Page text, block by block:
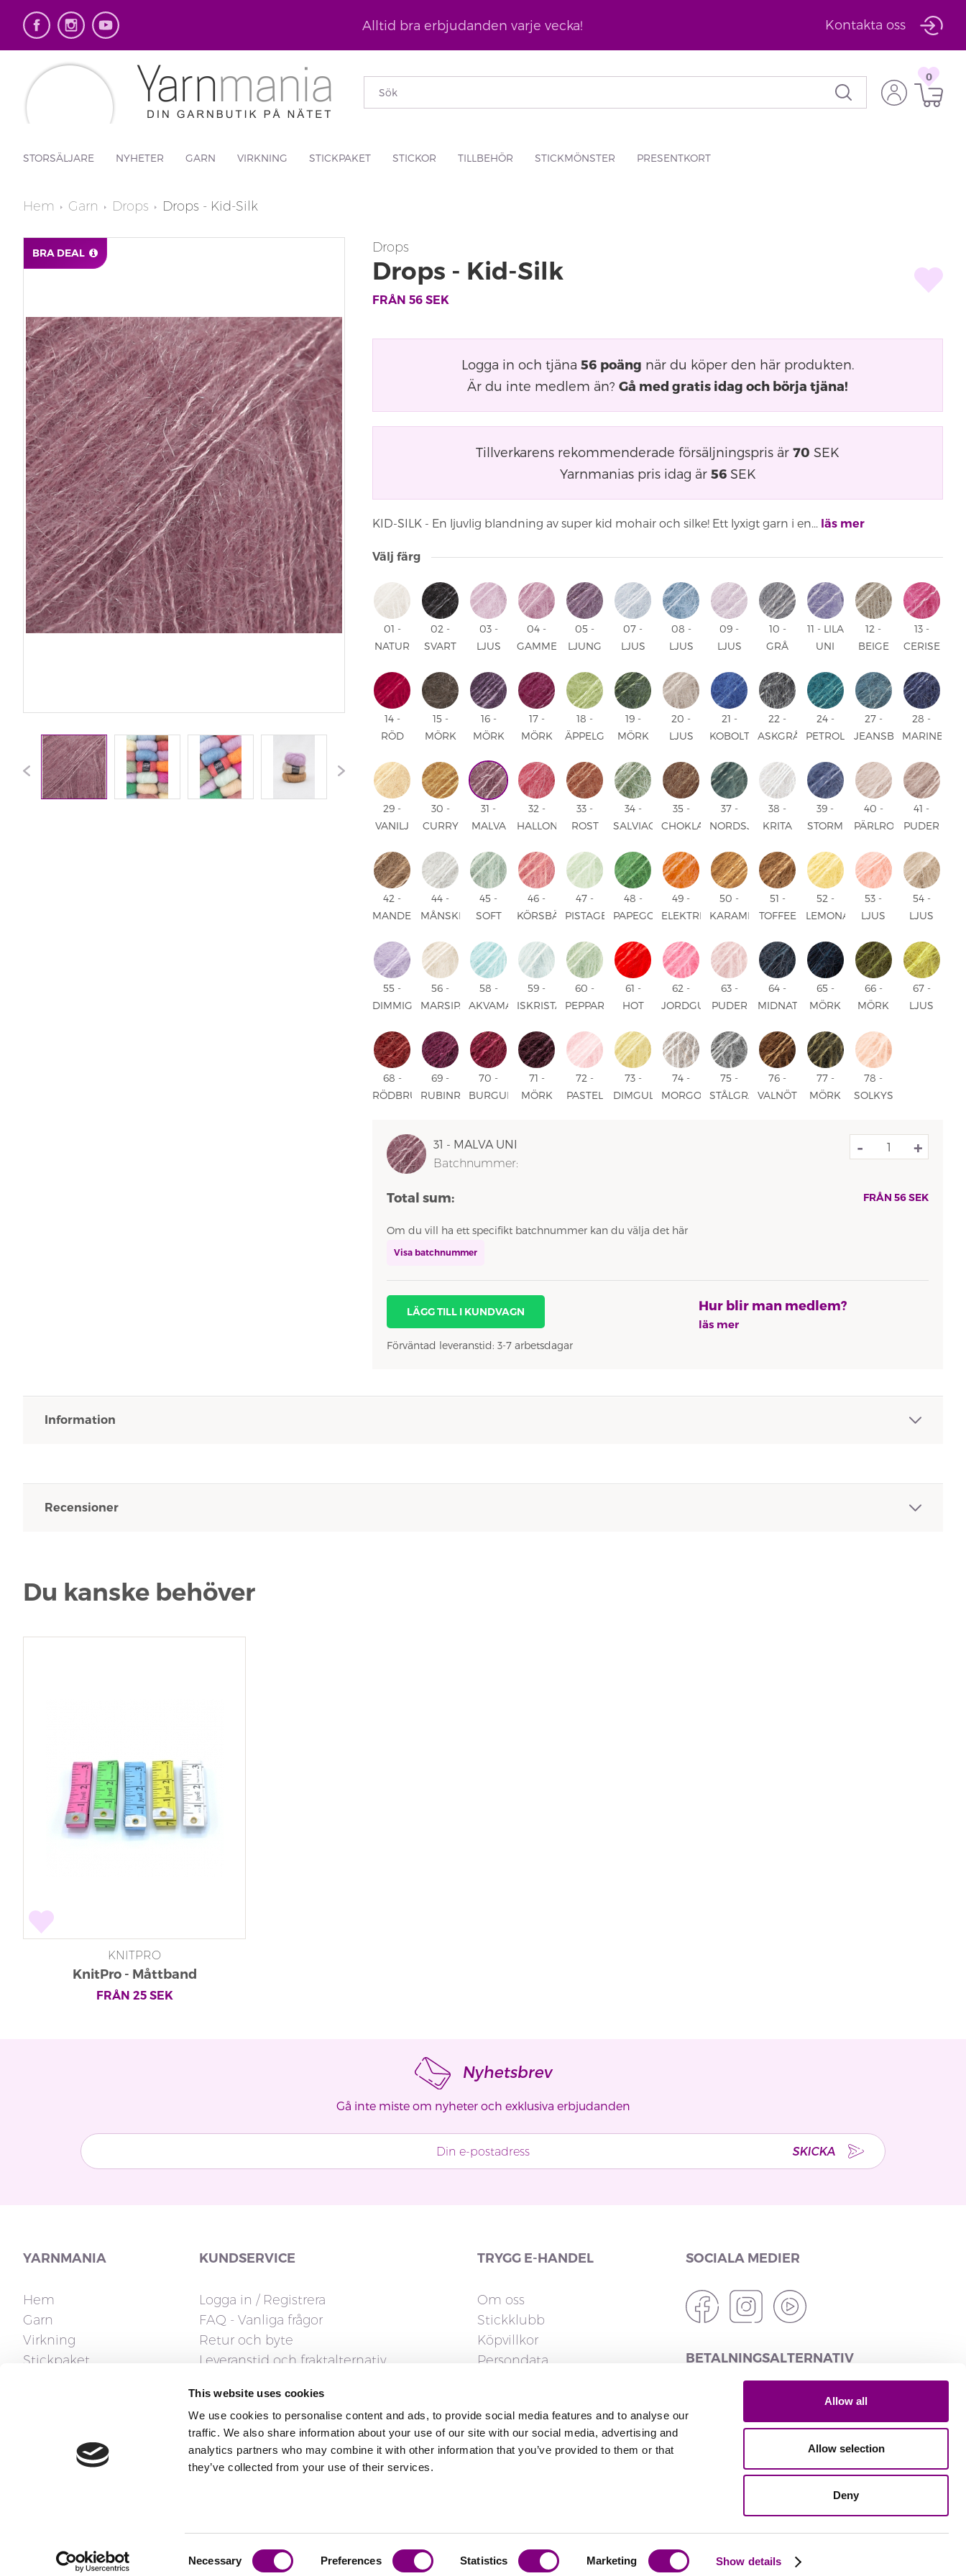
This website uses cookies
We use cookies to personalise content and ads, to provide social media features and to analyse our
traffic. We also share information about your use of our site with our social media, advertising and
analytics partners who may combine it with other information that you’ve provided to them or that
they’ve collected from your use of their services.
Necessary Preferences Statistics Marketing Show details
Allow all
Allow selection
Deny
Alltid bra erbjudanden varje vecka! Kontakta oss
0
STORSÄLJARE NYHETER GARN VIRKNING STICKPAKET STICKOR TILLBEHÖR STICKMÖNSTER PRESENTKORT
Hem Garn Drops Drops - Kid-Silk
BRA DEAL Drops
Drops - Kid-Silk
FRÅN 56 SEK
Logga in och tjäna 56 poäng när du köper den här produkten.
Är du inte medlem än?Gå med gratis idag och börja tjäna!
Tillverkarens rekommenderade försäljningspris är70 SEK
Yarnmanias pris idag är 56SEK
KID-SILK - En ljuvlig blandning av super kid mohair och silke! Ett lyxigt garn i en... läs mer
Välj färg
01 -
NATUR
02 -
SVART
03 -
LJUS
UNI
04 -
GAMMELROSA
05 -
LJUNG
07 -
LJUS
UNI
08 -
LJUS
UNI
09 -
LJUS
UNI
10 -
GRÅ
11 - LILA
UNI
12 -
BEIGE
13 -
CERISE
14 -
RÖD
15 -
MÖRK
UNI
16 -
MÖRK
UNI
17 -
MÖRK
UNI
18 -
ÄPPELGRÖN
19 -
MÖRK
UNI
20 -
LJUS
UNI
21 -
KOBOLTBLÅ
22 -
ASKGRÅ
24 -
PETROL
27 -
JEANSBLÅ
28 -
MARINBLÅ
29 -
VANILJ
30 -
CURRY
31 -
MALVA
32 -
HALLON
33 -
ROST
34 -
SALVIAGRÖN
35 -
CHOKLAD
37 -
NORDSJÖ
38 -
KRITA
39 -
STORM
UNI
40 -
PÄRLROSA
41 -
PUDER
42 -
MANDEL
44 -
MÅNSKEN
45 -
SOFT
UNI
46 -
KÖRSBÄR
UNI
47 -
PISTAGEGLASS
48 -
PAPEGOJGRÖN
49 -
ELEKTRISK
UNI
50 -
KARAMELL
51 -
TOFFEE
52 -
LEMONAD
53 -
LJUS
UNI
54 -
LJUS
UNI
55 -
DIMMIG
UNI
56 -
MARSIPAN
58 -
AKVAMARIN
59 -
ISKRISTALL
60 -
PEPPARMINT
61 -
HOT
UNI
62 -
JORDGUBBSGLASS
63 -
PUDER
UNI
64 -
MIDNATT
UNI
65 -
MÖRK
UNI
66 -
MÖRK
UNI
67 -
LJUS
68 -
RÖDBRUN
69 -
RUBINRÖD
70 -
BURGUNDER
71 -
MÖRK
72 -
PASTEL
73 -
DIMGUL
74 -
MORGONDIMMA
75 -
STÅLGRÅ
76 -
VALNÖT
77 -
MÖRK
78 -
SOLKYSS
31 - MALVA UNI
Batchnummer:
- +
Total sum: FRÅN 56SEK
Om du vill ha ett specifikt batchnummer kan du välja det här
Visa batchnummer
LÄGG TILL I KUNDVAGN
Förväntad leveranstid: 3-7 arbetsdagar
Hur blir man medlem?
läs mer
Information
Recensioner
Du kanske behöver
KNITPRO
KnitPro - Måttband
FRÅN 25SEK
Nyhetsbrev
Gå inte miste om nyheter och exklusiva erbjudanden
SKICKA
YARNMANIA
Hem
Garn
Virkning
Stickpaket
Presentkort
KUNDSERVICE
Logga in / Registrera
FAQ - Vanliga frågor
Retur och byte
Leveranstid och fraktalternativ
Reklamation och ångerrätt
Kontakta oss
TRYGG E-HANDEL
Om oss
Stickklubb
Köpvillkor
Persondata
SOCIALA MEDIER
BETALNINGSALTERNATIV
LEVERANSALTERNATIV
Copyright ® 2026 All rights reserved Levererad av